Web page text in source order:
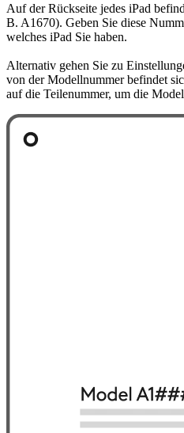
Auf der Rückseite jedes iPad
B. A1670). Geben Sie diese
welches iPad Sie haben.
Alternativ gehen Sie zu
von der Modellnummer befindet
auf die Teilenummer, um die